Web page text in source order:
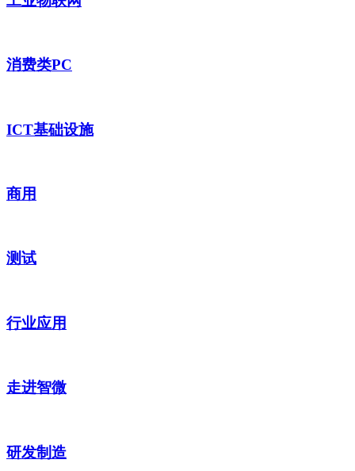
消费类PC
ICT基础设施
商用
测试
行业应用
走进智微
研发制造